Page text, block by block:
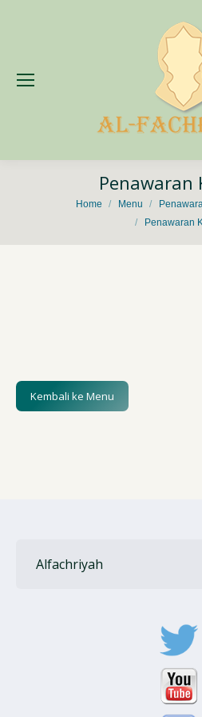
Penawaran
You are here:Home Menu
Penawaran
Kembali ke Menu
Alfachriyah